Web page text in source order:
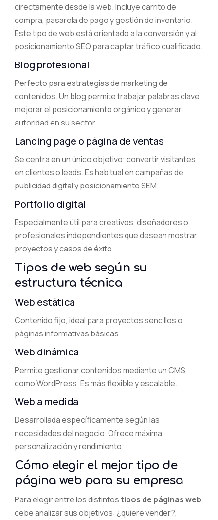
directamente desde la web. Incluye carrito de
compra, pasarela de pago y gestión de inventario.
Este tipo de web está orientado a la conversión y al
posicionamiento SEO para captar tráfico cualificado.
Blog profesional
Perfecto para estrategias de marketing de
contenidos. Un blog permite trabajar palabras clave,
mejorar el posicionamiento orgánico y generar
autoridad en su sector.
Landing page o página de ventas
Se centra en un único objetivo: convertir visitantes
en clientes o leads. Es habitual en campañas de
publicidad digital y posicionamiento SEM.
Portfolio digital
Especialmente útil para creativos, diseñadores o
profesionales independientes que desean mostrar
proyectos y casos de éxito.
Tipos de web según su
estructura técnica
Web estática
Contenido fijo, ideal para proyectos sencillos o
páginas informativas básicas.
Web dinámica
Permite gestionar contenidos mediante un CMS
como WordPress. Es más flexible y escalable.
Web a medida
Desarrollada específicamente según las
necesidades del negocio. Ofrece máxima
personalización y rendimiento.
Cómo elegir el mejor tipo de
página web para su empresa
Para elegir entre los distintostipos de páginas web,
debe analizar sus objetivos: ¿quiere vender?,